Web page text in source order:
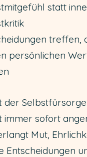
statt
treffen,
persönlichen
der
immer sofort
Mut,
Entscheidungen